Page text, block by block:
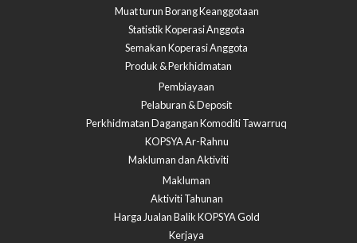
Muat turun Borang Keanggotaan
Statistik Koperasi Anggota
Semakan Koperasi Anggota​
Produk & Perkhidmatan
Pembiayaan
Pelaburan & Deposit
Perkhidmatan Dagangan Komoditi Tawarruq
KOPSYA Ar-Rahnu
Makluman dan Aktiviti
Makluman
Aktiviti Tahunan
Harga Jualan Balik KOPSYA Gold
Kerjaya